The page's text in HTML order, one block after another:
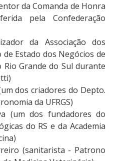
da Comanda de Honra
pela Confederação
da Associação dos
Estado dos Negócios de
Rio Grande do Sul durante
dos criadores do Depto.
da UFRGS)
(um dos fundadores do
do RS e da Academia
(sanitarista - Patrono